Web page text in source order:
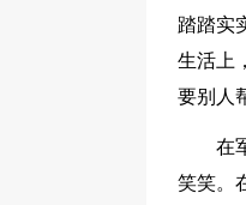
踏踏实
生活上
要别人
在
笑笑。